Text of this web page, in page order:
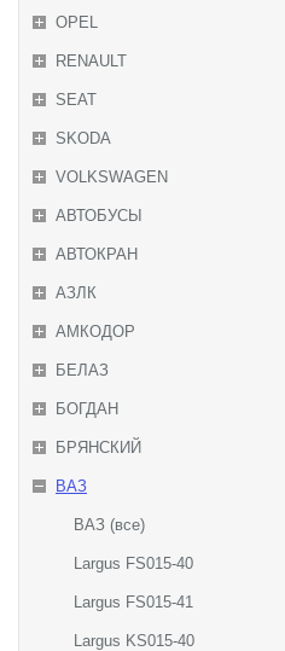
OPEL
RENAULT
SEAT
SKODA
VOLKSWAGEN
АВТОБУСЫ
АВТОКРАН
АЗЛК
АМКОДОР
БЕЛАЗ
БОГДАН
БРЯНСКИЙ
ВАЗ
ВАЗ (все)
Largus FS015-40
Largus FS015-41
Largus KS015-40